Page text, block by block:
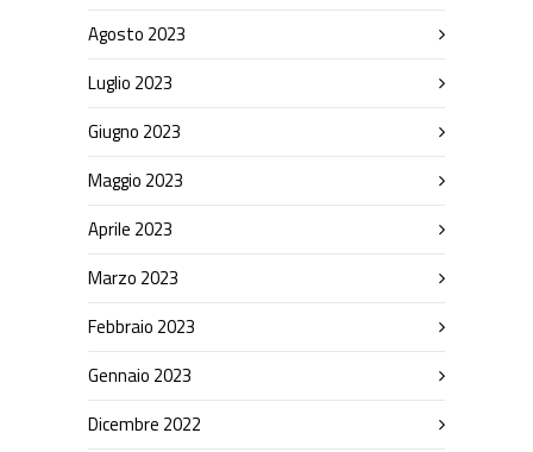
Agosto 2023
Luglio 2023
Giugno 2023
Maggio 2023
Aprile 2023
Marzo 2023
Febbraio 2023
Gennaio 2023
Dicembre 2022